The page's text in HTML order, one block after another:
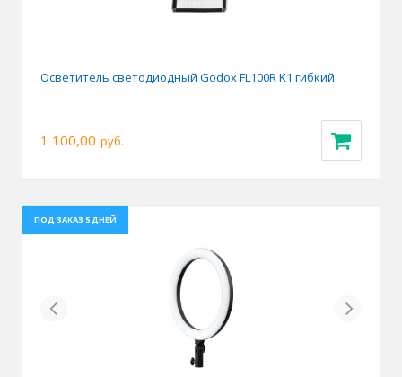
Осветитель светодиодный Godox FL100R K1 гибкий
1 100,00 руб.
ПОД ЗАКАЗ 5 ДНЕЙ
Previous Next